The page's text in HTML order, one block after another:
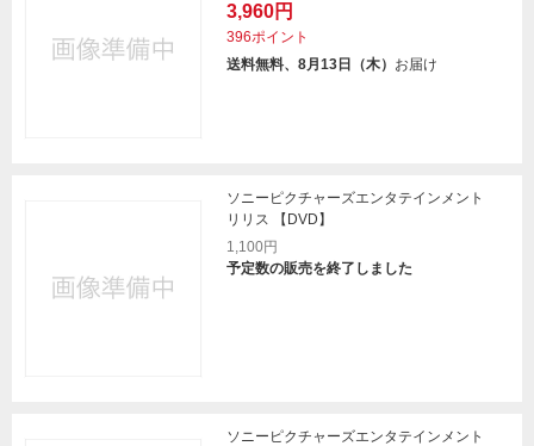
3,960円
396ポイント
送料無料、8月13日（木） お届け
ソニーピクチャーズエンタテインメント
リリス 【DVD】
1,100円
予定数の販売を終了しました
ソニーピクチャーズエンタテインメント